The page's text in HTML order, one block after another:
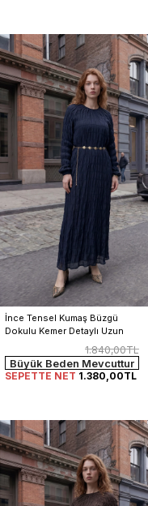
İnce Tensel Kumaş Büzgü
Dokulu Kemer Detaylı Uzun
1.840,00TL
Büyük Beden Mevcuttur
SEPETTE NET 1.380,00TL